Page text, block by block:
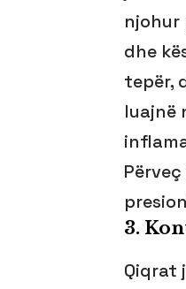
njohur
dhe
tepër,
luajnë
3.
Qiqrat